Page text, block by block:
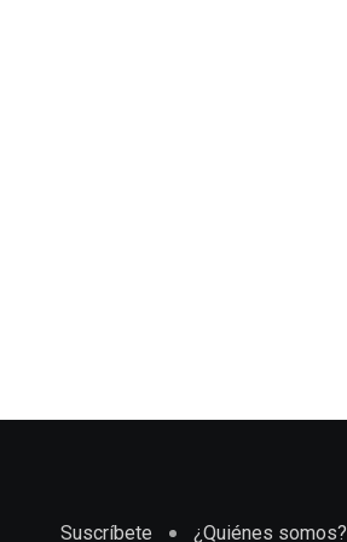
Suscríbete ¿Quiénes somos?